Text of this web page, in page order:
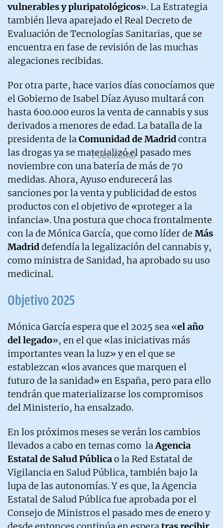
vulnerables y pluripatológicos». La Estrategia
también lleva aparejado el Real Decreto de
Evaluación de Tecnologías Sanitarias, que se
encuentra en fase de revisión de las muchas
alegaciones recibidas.
Por otra parte, hace varios días conocíamos que
el Gobierno de Isabel Díaz Ayuso multará con
hasta 600.000 euros la venta de cannabis y sus
derivados a menores de edad. La batalla de la
presidenta de laComunidad de Madridcontra
las drogas ya se materializó el pasado mes
noviembre con una batería de más de 70
medidas. Ahora, Ayuso endurecerá las
sanciones por la venta y publicidad de estos
productos con el objetivo de «proteger a la
infancia». Una postura que choca frontalmente
con la de Mónica García, que como líder de Más
Madriddefendía la legalización del cannabis y,
como ministra de Sanidad, ha aprobado su uso
medicinal.
Objetivo 2025
Mónica García espera que el 2025 sea «el año
del legado», en el que «las iniciativas más
importantes vean la luz» y en el que se
establezcan «los avances que marquen el
futuro de la sanidad» en España, pero para ello
tendrán que materializarse los compromisos
del Ministerio, ha ensalzado.
En los próximos meses se verán los cambios
llevados a cabo en temas como laAgencia
Estatal de Salud Públicao la Red Estatal de
Vigilancia en Salud Pública, también bajo la
lupa de las autonomías. Y es que, la Agencia
Estatal de Salud Pública fue aprobada por el
Consejo de Ministros el pasado mes de enero y